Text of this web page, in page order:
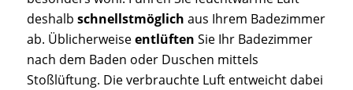
deshalb schnellstmöglich aus Ihrem Badezimmer
ab. Üblicherweiseentlüften Sie Ihr Badezimmer
nach dem Baden oder Duschen mittels
Stoßlüftung. Die verbrauchte Luft entweicht dabei